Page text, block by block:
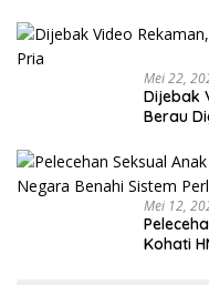
Mei 22,
Dijebak
Berau
Mei 12,
Kohati